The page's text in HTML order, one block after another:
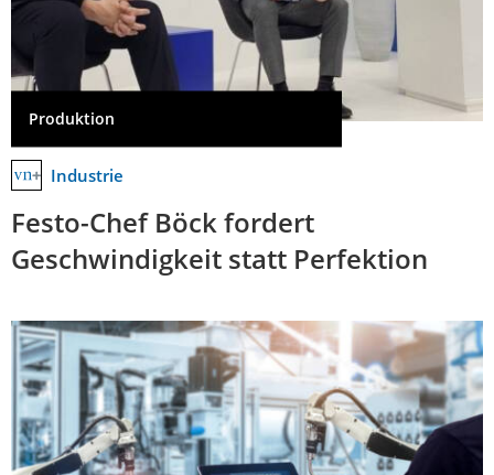
Produktion
Industrie
Festo-Chef Böck fordert
Geschwindigkeit statt Perfektion